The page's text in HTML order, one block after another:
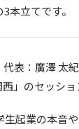
本立てです。
表：廣澤 太
」のセッショ
起業の本音